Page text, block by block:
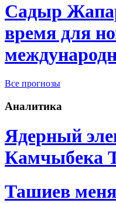
Садыр
время для
Все прогнозы
Аналитика
Ядерный
Камчыбека
Ташиев